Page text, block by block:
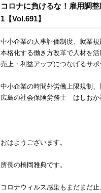
コロナに負けるな！雇用調
1【Vol.691】
中小企業の人事評価制度、就業
本格化する働き方改革で人材を
売上・利益アップにつなげるサ
中小企業の時間外労働上限規制
広島の社会保険労務士 はしおか
おはようございます。
所長の橋岡雅典です。
コロナウィルス感染もまだまだ